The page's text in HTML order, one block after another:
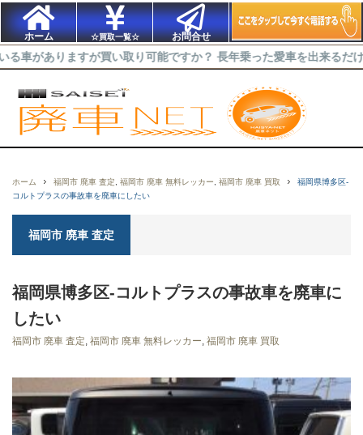
ホーム ☆買取一覧☆ お問合せ
が買い取り可能ですか？ 長年乗った愛車を出来るだけ高く買取
ホーム 福岡市 廃車 査定 福岡市 廃車 無料レッカー 福岡市 廃車 買取
福岡県博多区-
コルトプラスの事故車を廃車にしたい
福岡市 廃車 査定
福岡県博多区-コルトプラスの事故車を廃車に
したい
福岡市 廃車 査定, 福岡市 廃車 無料レッカー, 福岡市 廃車 買取